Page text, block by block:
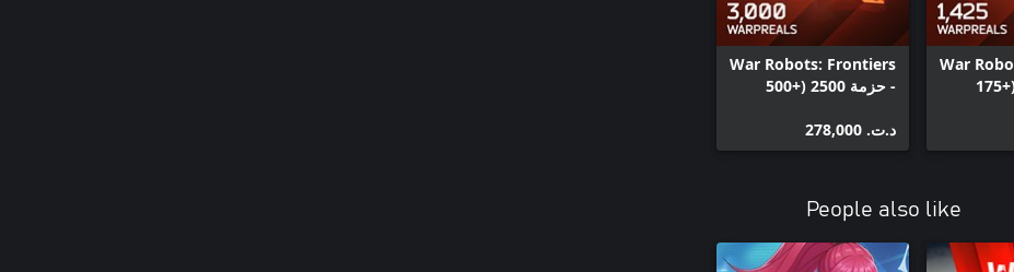
War
- حزمة 1250 (+175
War Robots: Frontiers
- حزمة 2500 (+500
د.ت.‏ 278,000
People also like